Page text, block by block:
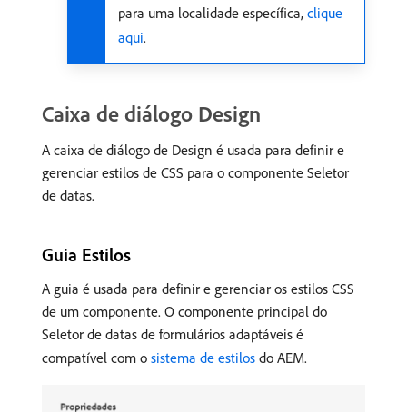
para uma localidade específica, clique
aqui.
Caixa de diálogo Design
A caixa de diálogo de Design é usada para definir e
gerenciar estilos de CSS para o componente Seletor
de datas.
Guia Estilos
A guia é usada para definir e gerenciar os estilos CSS
de um componente. O componente principal do
Seletor de datas de formulários adaptáveis é
compatível com o sistema de estilos do AEM.